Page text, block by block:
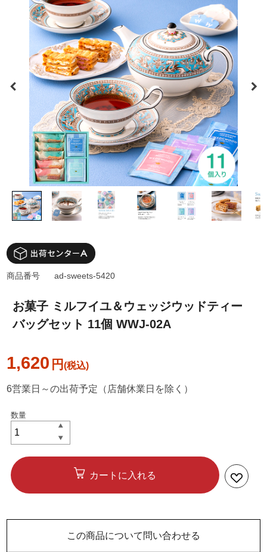
お菓子 ミルフイユ＆ウェッジウッドティー
バッグセット 11個 WWJ-02A
1,620 円
商品番号 ad-sweets-5420
6営業日～の出荷予定（店舗休業日を除く）
カートに入れる
この商品について問い合わせる